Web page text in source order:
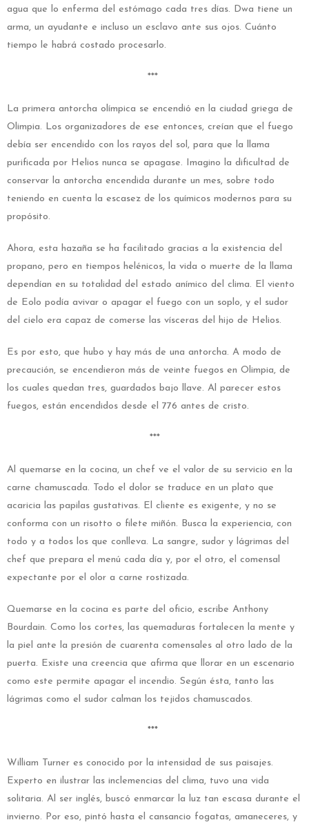
agua que lo enferma del estómago cada tres días. Dwa tiene un
arma, un ayudante e incluso un esclavo ante sus ojos. Cuánto
tiempo le habrá costado procesarlo.
***
La primera antorcha olímpica se encendió en la ciudad griega de
Olimpia. Los organizadores de ese entonces, creían que el fuego
debía ser encendido con los rayos del sol, para que la llama
purificada por Helios nunca se apagase. Imagino la dificultad de
conservar la antorcha encendida durante un mes, sobre todo
teniendo en cuenta la escasez de los químicos modernos para su
propósito.
Ahora, esta hazaña se ha facilitado gracias a la existencia del
propano, pero en tiempos helénicos, la vida o muerte de la llama
dependían en su totalidad del estado anímico del clima. El viento
de Eolo podía avivar o apagar el fuego con un soplo, y el sudor
del cielo era capaz de comerse las vísceras del hijo de Helios.
Es por esto, que hubo y hay más de una antorcha. A modo de
precaución, se encendieron más de veinte fuegos en Olimpia, de
los cuales quedan tres, guardados bajo llave. Al parecer estos
fuegos, están encendidos desde el 776 antes de cristo.
***
Al quemarse en la cocina, un chef ve el valor de su servicio en la
carne chamuscada. Todo el dolor se traduce en un plato que
acaricia las papilas gustativas. El cliente es exigente, y no se
conforma con un risotto o filete miñón. Busca la experiencia, con
todo y a todos los que conlleva. La sangre, sudor y lágrimas del
chef que prepara el menú cada día y, por el otro, el comensal
expectante por el olor a carne rostizada.
Quemarse en la cocina es parte del oficio, escribe Anthony
Bourdain. Como los cortes, las quemaduras fortalecen la mente y
la piel ante la presión de cuarenta comensales al otro lado de la
puerta. Existe una creencia que afirma que llorar en un escenario
como este permite apagar el incendio. Según ésta, tanto las
lágrimas como el sudor calman los tejidos chamuscados.
***
William Turner es conocido por la intensidad de sus paisajes.
Experto en ilustrar las inclemencias del clima, tuvo una vida
solitaria. Al ser inglés, buscó enmarcar la luz tan escasa durante el
invierno. Por eso, pintó hasta el cansancio fogatas, amaneceres, y